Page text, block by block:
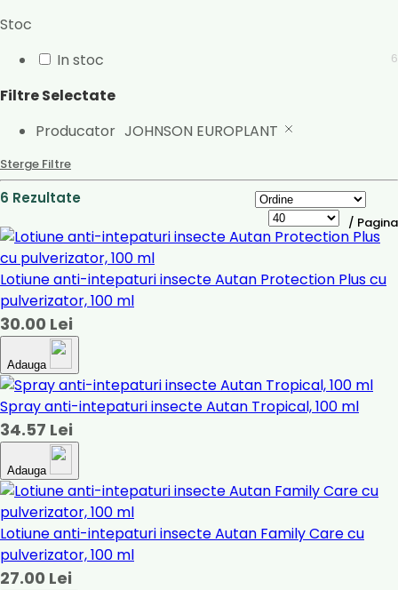
Stoc
In stoc
6
Filtre Selectate
Producator JOHNSON EUROPLANT
Sterge Filtre
6 Rezultate
/ Pagina
Lotiune anti-intepaturi insecte Autan Protection Plus cu
pulverizator, 100 ml
30.00 Lei
Adauga
Spray anti-intepaturi insecte Autan Tropical, 100 ml
34.57 Lei
Adauga
Lotiune anti-intepaturi insecte Autan Family Care cu
pulverizator, 100 ml
27.00 Lei